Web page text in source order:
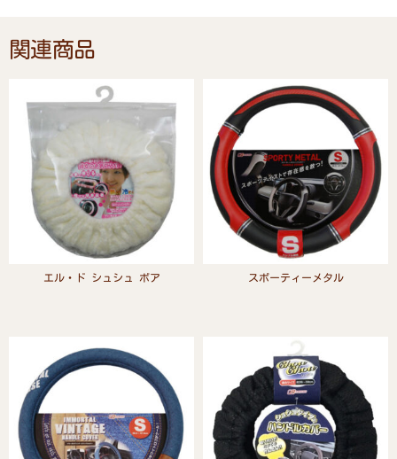
関連商品
エル・ド シュシュ ボア スポーティーメタル